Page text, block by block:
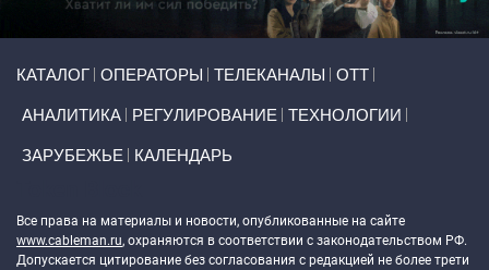
КАТАЛОГ ОПЕРАТОРЫ ТЕЛЕКАНАЛЫ ОТТ
АНАЛИТИКА РЕГУЛИРОВАНИЕ ТЕХНОЛОГИИ
ЗАРУБЕЖЬЕ КАЛЕНДАРЬ
Все права на материалы и новости, опубликованные на сайте
www.cableman.ru, охраняются в соответствии с законодательством РФ.
Допускается цитирование без согласования с редакцией не более трети